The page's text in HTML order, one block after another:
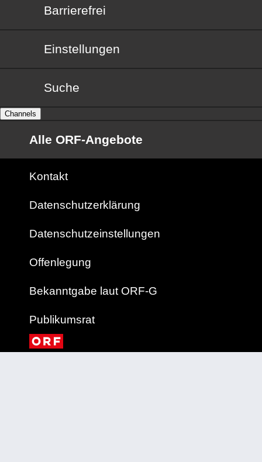
Barrierefrei
Barrierefrei
Einstellungen
Suche
Channels
Alle ORF-Angebote
Kontakt
Datenschutzerklärung
Datenschutzeinstellungen
Offenlegung
Bekanntgabe laut ORF-G
Publikumsrat